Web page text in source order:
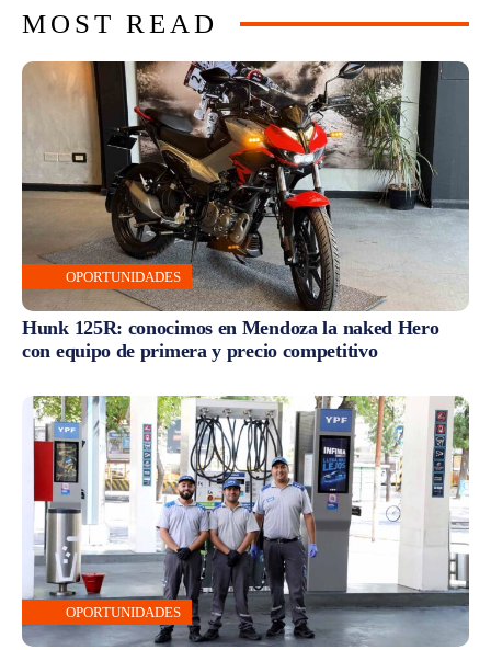
MOST READ
OPORTUNIDADES
Hunk 125R: conocimos en Mendoza la naked Hero
con equipo de primera y precio competitivo
OPORTUNIDADES